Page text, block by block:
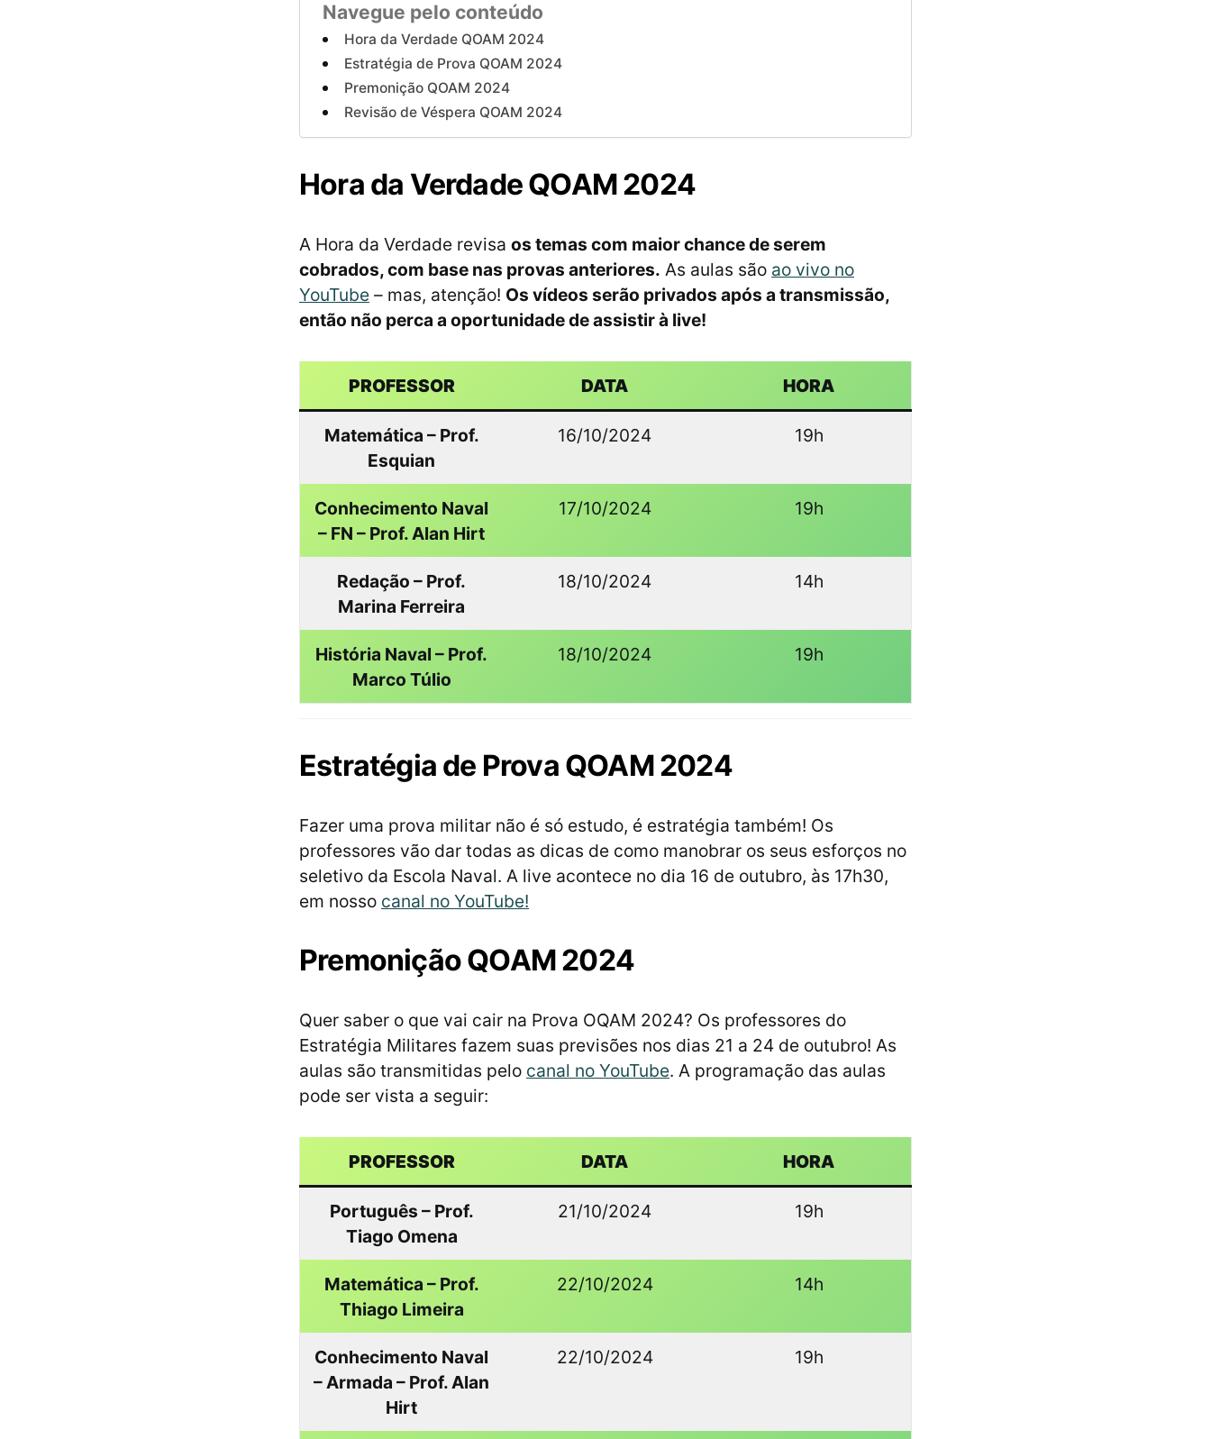
Navegue pelo conteúdo
Hora da Verdade QOAM 2024
Estratégia de Prova QOAM 2024
Premonição QOAM 2024
Revisão de Véspera QOAM 2024
Hora da Verdade QOAM 2024
A Hora da Verdade revisa os temas com maior chance de serem
cobrados, com base nas provas anteriores. As aulas são ao vivo no
YouTube – mas, atenção! Os vídeos serão privados após a transmissão,
então não perca a oportunidade de assistir à live!
PROFESSOR DATA HORA
Matemática – Prof.
Esquian
16/10/2024 19h
Conhecimento Naval
– FN – Prof. Alan Hirt
17/10/2024 19h
Redação – Prof.
Marina Ferreira
18/10/2024 14h
História Naval – Prof.
Marco Túlio
18/10/2024 19h
Estratégia de Prova QOAM 2024
Fazer uma prova militar não é só estudo, é estratégia também! Os
professores vão dar todas as dicas de como manobrar os seus esforços no
seletivo da Escola Naval. A live acontece no dia 16 de outubro, às 17h30,
em nosso canal no YouTube!
Premonição QOAM 2024
Quer saber o que vai cair na Prova OQAM 2024? Os professores do
Estratégia Militares fazem suas previsões nos dias 21 a 24 de outubro! As
aulas são transmitidas pelo canal no YouTube. A programação das aulas
pode ser vista a seguir:
PROFESSOR DATA HORA
Português – Prof.
Tiago Omena
21/10/2024 19h
Matemática – Prof.
Thiago Limeira
22/10/2024 14h
Conhecimento Naval
– Armada – Prof. Alan
Hirt
22/10/2024 19h